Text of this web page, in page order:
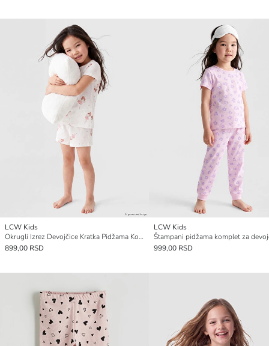
LCW Kids
Okrugli Izrez Devojčice Kratka Pidžama Komplet
899,00 RSD
LCW Kids
Štampani pidžama komplet za
999,00 RSD